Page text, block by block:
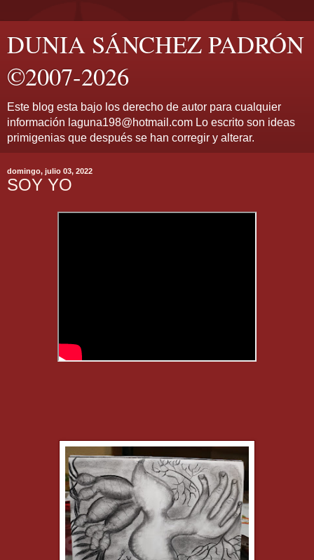
DUNIA SÁNCHEZ PADRÓN
©2007-2026
Este blog esta bajo los derecho de autor para cualquier
información laguna198@hotmail.com Lo escrito son ideas
primigenias que después se han corregir y alterar.
domingo, julio 03, 2022
SOY YO